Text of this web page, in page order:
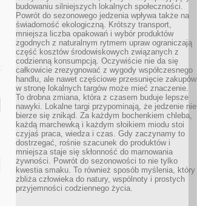
budowaniu silniejszych lokalnych społeczności.
Powrót do sezonowego jedzenia wpływa także na
świadomość ekologiczną. Krótszy transport,
mniejsza liczba opakowań i wybór produktów
zgodnych z naturalnym rytmem upraw ograniczają
część kosztów środowiskowych związanych z
codzienną konsumpcją. Oczywiście nie da się
całkowicie zrezygnować z wygody współczesnego
handlu, ale nawet częściowe przesunięcie zakupów
w stronę lokalnych targów może mieć znaczenie.
To drobna zmiana, która z czasem buduje lepsze
nawyki. Lokalne targi przypominają, że jedzenie nie
bierze się znikąd. Za każdym bochenkiem chleba,
każdą marchewką i każdym słoikiem miodu stoi
czyjaś praca, wiedza i czas. Gdy zaczynamy to
dostrzegać, rośnie szacunek do produktów i
mniejsza staje się skłonność do marnowania
żywności. Powrót do sezonowości to nie tylko
kwestia smaku. To również sposób myślenia, który
zbliża człowieka do natury, wspólnoty i prostych
przyjemności codziennego życia.